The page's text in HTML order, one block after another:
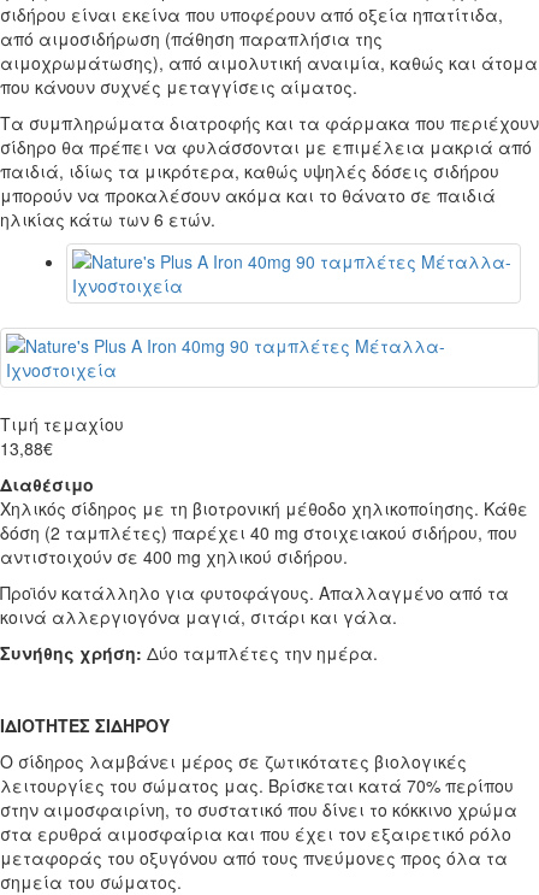
σιδήρου είναι εκείνα που υποφέρουν από οξεία ηπατίτιδα,
από αιμοσιδήρωση (πάθηση παραπλήσια της
αιμοχρωμάτωσης), από αιμολυτική αναιμία, καθώς και άτομα
που κάνουν συχνές μεταγγίσεις αίματος.
Τα συμπληρώματα διατροφής και τα φάρμακα που περιέχουν
σίδηρο θα πρέπει να φυλάσσονται με επιμέλεια μακριά από
παιδιά, ιδίως τα μικρότερα, καθώς υψηλές δόσεις σιδήρου
μπορούν να προκαλέσουν ακόμα και το θάνατο σε παιδιά
ηλικίας κάτω των 6 ετών.
Τιμή τεμαχίου
13,88€
Διαθέσιμο
Χηλικός σίδηρος με τη βιοτρονική μέθοδο χηλικοποίησης. Κάθε
δόση (2 ταμπλέτες) παρέχει 40 mg στοιχειακού σιδήρου, που
αντιστοιχούν σε 400 mg χηλικού σιδήρου.
Προϊόν κατάλληλο για φυτοφάγους. Απαλλαγμένο από τα
κοινά αλλεργιογόνα μαγιά, σιτάρι και γάλα.
Συνήθης χρήση: Δύο ταμπλέτες την ημέρα.
ΙΔΙOΤΗΤΕΣ ΣΙΔΗΡOΥ
O σίδηρος λαμβάνει μέρος σε ζωτικότατες βιολογικές
λειτουργίες του σώματος μας. Βρίσκεται κατά 70% περίπου
στην αιμοσφαιρίνη, το συστατικό που δίνει το κόκκινο χρώμα
στα ερυθρά αιμοσφαίρια και που έχει τον εξαιρετικό ρόλο
μεταφοράς του οξυγόνου από τους πνεύμονες προς όλα τα
σημεία του σώματος.